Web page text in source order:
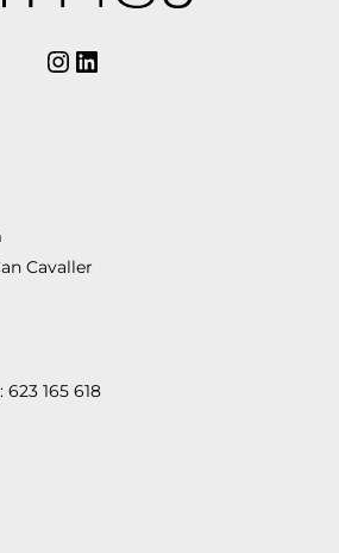
Cavaller
623 165 618